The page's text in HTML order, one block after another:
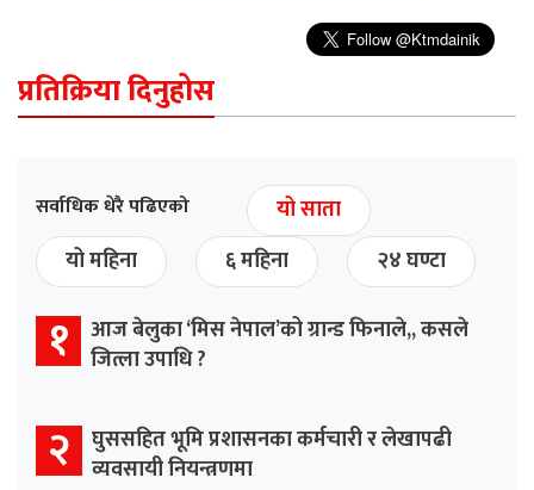
प्रतिक्रिया दिनुहोस
सर्वाधिक धेरै पढिएको
यो साता
यो महिना
६ महिना २४ घण्टा
१
आज बेलुका ‘मिस नेपाल’को ग्रान्ड फिनाले,, कसले
जित्ला उपाधि ?
२
घुससहित भूमि प्रशासनका कर्मचारी र लेखापढी
व्यवसायी नियन्त्रणमा